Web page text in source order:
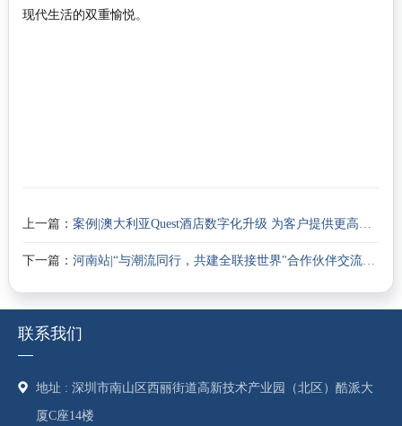
现代生活的双重愉悦。
上一篇： 案例|澳大利亚Quest酒店数字化升级 为客户提供更高端的服务
下一篇： 河南站|“与潮流同行，共建全联接世界"合作伙伴交流会
联系我们
地址 : 深圳市南山区西丽街道高新技术产业园（北区）酷派大
厦C座14楼